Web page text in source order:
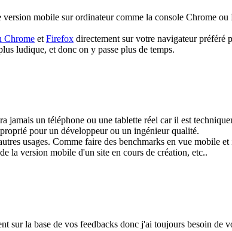
mobile sur ordinateur comme la console Chrome
Chrome et Firefox directement sur votre navigateur préféré
ludique, et donc on y passe plus de temps.
jamais un téléphone ou une tablette réel car il est
pour un développeur ou un ingénieur qualité.
usages. Comme faire des benchmarks en vue mobile
la version mobile d'un site en cours de création, etc..
sur la base de vos feedbacks donc j'ai toujours besoin de